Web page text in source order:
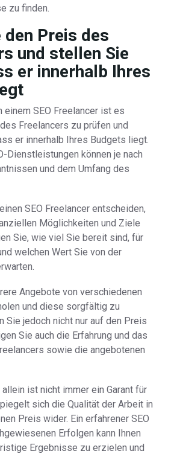
zu finden.
den Preis des
und stellen Sie
er innerhalb Ihres
einem SEO Freelancer ist es
Freelancers zu prüfen und
er innerhalb Ihres Budgets liegt.
Dienstleistungen können je nach
und dem Umfang des
SEO Freelancer entscheiden,
Möglichkeiten und Ziele
Sie, wie viel Sie bereit sind, für
welchen Wert Sie von der
Angebote von verschiedenen
und diese sorgfältig zu
Sie jedoch nicht nur auf den Preis
Sie auch die Erfahrung und das
sowie die angebotenen
ist nicht immer ein Garant für
sich die Qualität der Arbeit in
Preis wider. Ein erfahrener SEO
Erfolgen kann Ihnen
Ergebnisse zu erzielen und